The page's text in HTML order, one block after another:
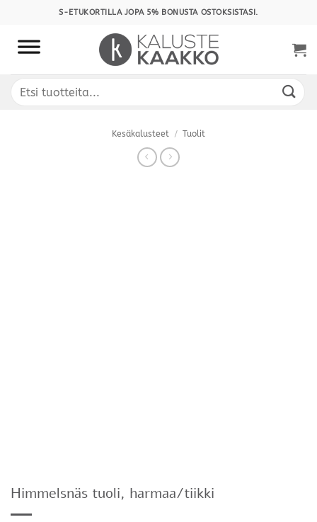
content
S-ETUKORTILLA JOPA 5% BONUSTA OSTOKSISTASI.
Etsi:
Kesäkalusteet / Tuolit
Himmelsnäs tuoli, harmaa/tiikki